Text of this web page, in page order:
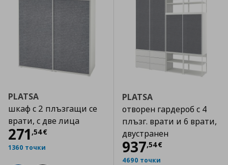
PLATSA
шкаф с 2 плъзгащи се
врати, с две лица
271 ,54€
Цена
1360 точки
PLATSA
отворен гардероб с 4
плъзг. врати и 6 врати,
двустранен
937,54€
Цена
4690 точки